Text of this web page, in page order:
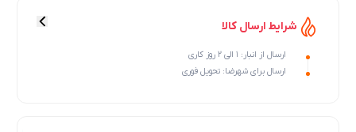
شرایط ارسال کالا
ارسال از انبار: 1 الی 2 روز کاری
ارسال برای شهرضا: تحویل فوری